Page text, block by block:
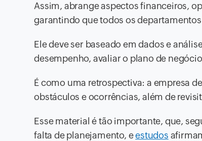
Assim, abrange aspectos financeiros,
garantindo que todos os
Ele deve ser baseado em dados e
desempenho, avaliar o plano de
É como uma retrospectiva: a empresa
obstáculos e ocorrências, além de
Esse material é tão importante, que,
falta de planejamento, eestudos